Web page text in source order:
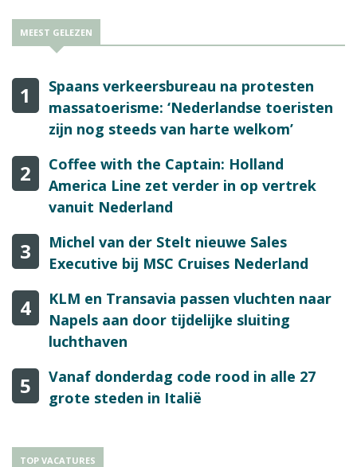
MEEST GELEZEN
1
Spaans verkeersbureau na protesten
massatoerisme: ‘Nederlandse toeristen
zijn nog steeds van harte welkom’
2
Coffee with the Captain: Holland
America Line zet verder in op vertrek
vanuit Nederland
3
Michel van der Stelt nieuwe Sales
Executive bij MSC Cruises Nederland
4
KLM en Transavia passen vluchten naar
Napels aan door tijdelijke sluiting
luchthaven
5
Vanaf donderdag code rood in alle 27
grote steden in Italië
TOP VACATURES